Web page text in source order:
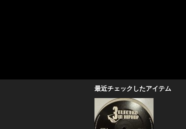
最近チェックしたアイテム